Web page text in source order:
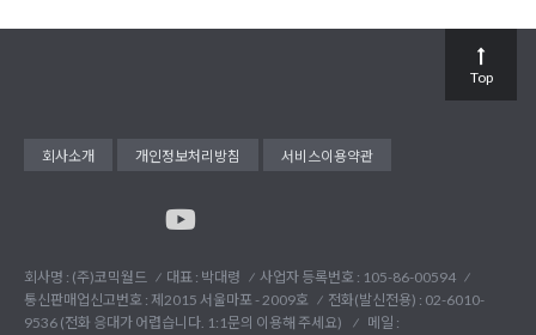
회사소개 개인정보처리방침 서비스이용약관
회사명 : (주)코믹월드 대표 : 박대령
사업자 등록번호 : 105-86-00594
통신판매업신고번호 : 제2015 서울마포 - 2009호
전화(발신전용) : 02-6010-
9536 (전화 응대가 어렵습니다. 1:1문의 이용해 주세요)
메일 :
Top